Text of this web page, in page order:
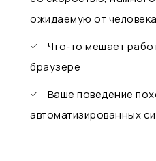
ожидаемую от человека
Что-то мешает
браузере
Ваше поведение
автоматизированных